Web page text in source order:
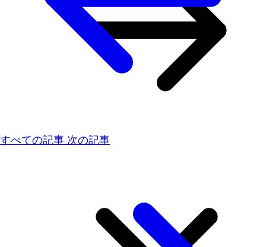
すべての記事 次の記事